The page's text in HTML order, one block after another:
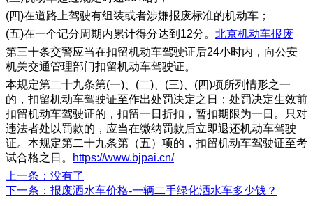
(四)在道路上驾驶有组装或者涉嫌报废标准的机动车；
(五)在一个记分周期内累计得分达到12分。 北京机动车报废
第三十条交警应当在扣留机动车驾驶证后24小时内，向公安
机关交通管理部门扣留机动车驾驶证。
本规定第二十九条第(一)、(二)、(三)、(四)项所列情形之一
的，扣留机动车驾驶证至作出处罚决定之日；处罚决定生效前
扣留机动车驾驶证的，扣留一日折扣，暂扣期限为一日。只对
违法者处以罚款的，应当在缴纳罚款后立即退还机动车驾驶
证。本规定第二十九条第（五）项的，扣留机动车驾驶证至考
试合格之日。
https://www.bjpai.cn/
上一条 ：没有了
下一条 ：报废洒水车价格-一辆二手绿化洒水车多少钱？